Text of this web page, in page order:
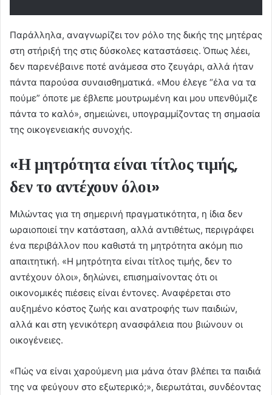
Παράλληλα, αναγνωρίζει τον ρόλο της δικής της μητέρας
στη στήριξή της στις δύσκολες καταστάσεις. Όπως λέει,
δεν παρενέβαινε ποτέ ανάμεσα στο ζευγάρι, αλλά ήταν
πάντα παρούσα συναισθηματικά. «Μου έλεγε “έλα να τα
πούμε” όποτε με έβλεπε μουτρωμένη και μου υπενθύμιζε
πάντα το καλό», σημειώνει, υπογραμμίζοντας τη σημασία
της οικογενειακής συνοχής.
«Η μητρότητα είναι τίτλος τιμής,
δεν το αντέχουν όλοι»
Μιλώντας για τη σημερινή πραγματικότητα, η ίδια δεν
ωραιοποιεί την κατάσταση, αλλά αντιθέτως, περιγράφει
ένα περιβάλλον που καθιστά τη μητρότητα ακόμη πιο
απαιτητική. «Η μητρότητα είναι τίτλος τιμής, δεν το
αντέχουν όλοι», δηλώνει, επισημαίνοντας ότι οι
οικονομικές πιέσεις είναι έντονες. Αναφέρεται στο
αυξημένο κόστος ζωής και ανατροφής των παιδιών,
αλλά και στη γενικότερη ανασφάλεια που βιώνουν οι
οικογένειες.
«Πώς να είναι χαρούμενη μια μάνα όταν βλέπει τα παιδιά
της να φεύγουν στο εξωτερικό;», διερωτάται, συνδέοντας